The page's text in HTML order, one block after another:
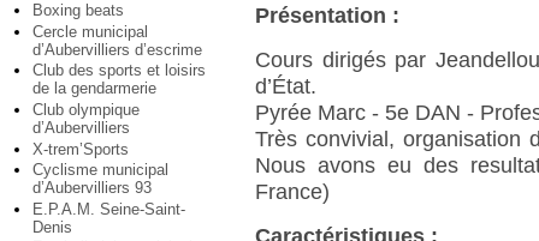
Boxing beats
Cercle municipal
d’Aubervilliers d’escrime
Club des sports et loisirs
de la gendarmerie
Club olympique
d’Aubervilliers
X-trem’Sports
Cyclisme municipal
d’Aubervilliers 93
E.P.A.M. Seine-Saint-
Denis
Présentation :
Cours dirigés par
d’État.
Pyrée Marc - 5e DAN -
Très convivial, organisation
Nous avons eu des
France)